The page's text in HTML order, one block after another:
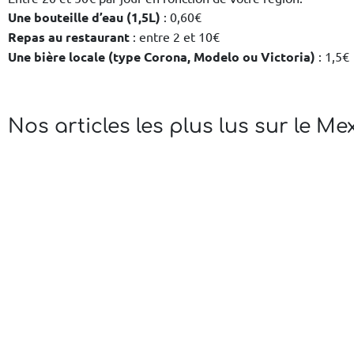
Une bouteille d’eau (1,5L) : 0,60€
Repas au restaurant : entre 2 et 10€
Une bière locale (type Corona, Modelo ou Victoria) : 1,5€
Nos articles les plus lus sur le